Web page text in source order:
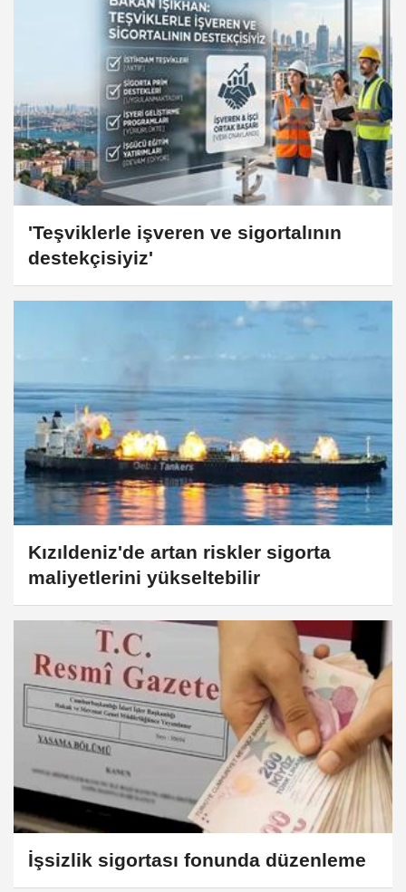
'Teşviklerle işveren ve sigortalının
destekçisiyiz'
Kızıldeniz'de artan riskler sigorta
maliyetlerini yükseltebilir
İşsizlik sigortası fonunda düzenleme